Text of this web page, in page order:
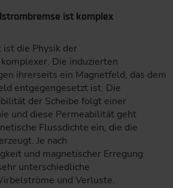
ist komplex
die Physik der
Die induzierten
ihrerseits ein Magnetfeld, das dem
entgegengesetzt ist. Die
der Scheibe folgt einer
und diese Permeabilität geht
Flussdichte ein, die die
Je nach
und magnetischer Erregung
unterschiedliche
und Verluste.